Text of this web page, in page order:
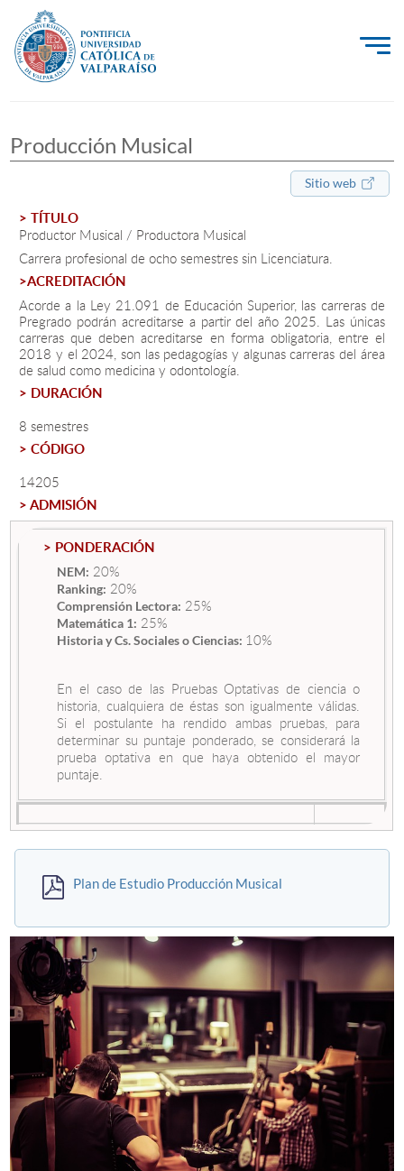
Investigación, Creación e Innovación
Vinculación con el Medio
Admisión
Pregrado
Postgrado
Formación Continua
Estudiantes
Académicos
Funcionarios
Alumni
English
Producción Musical
Sitio web
> TÍTULO
Productor Musical / Productora Musical
Carrera profesional de ocho semestres sin Licenciatura.
>ACREDITACIÓN
Acorde a la Ley 21.091 de Educación Superior, las carreras de
Pregrado podrán acreditarse a partir del año 2025. Las únicas
carreras que deben acreditarse en forma obligatoria, entre el
2018 y el 2024, son las pedagogías y algunas carreras del área
de salud como medicina y odontología.
> DURACIÓN
8 semestres
> CÓDIGO
14205
> ADMISIÓN
> PONDERACIÓN
NEM: 20%
Ranking: 20%
Comprensión Lectora: 25%
Matemática 1: 25%
Historia y Cs. Sociales o Ciencias: 10%
En el caso de las Pruebas Optativas de ciencia o
historia, cualquiera de éstas son igualmente válidas.
Si el postulante ha rendido ambas pruebas, para
determinar su puntaje ponderado, se considerará la
prueba optativa en que haya obtenido el mayor
puntaje.
485
Plan de Estudio Producción Musical